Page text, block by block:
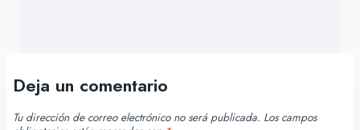
Deja un comentario
Tu dirección de correo electrónico no será publicada. Los campos